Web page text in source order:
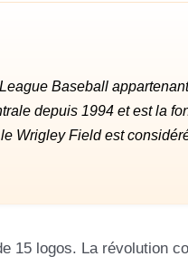
Baseball
depuis 1994 et est la
Wrigley Field est
15 logos. La révolution